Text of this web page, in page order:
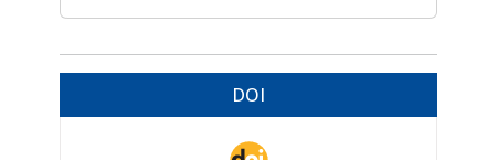
DOI